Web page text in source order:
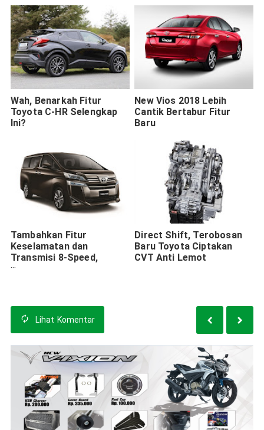
Wah, Benarkah Fitur
Toyota C-HR Selengkap
Ini?
New Vios 2018 Lebih
Cantik Bertabur Fitur
Baru
Tambahkan Fitur
Keselamatan dan
Transmisi 8-Speed,
Toyota Luncurkan
Direct Shift, Terobosan
Baru Toyota Ciptakan
CVT Anti Lemot
Lihat Komentar